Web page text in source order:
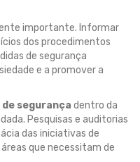
importante. Informar
dos procedimentos
de segurança
e a promover a
segurança dentro da
Pesquisas e auditorias
das iniciativas de
que necessitam de